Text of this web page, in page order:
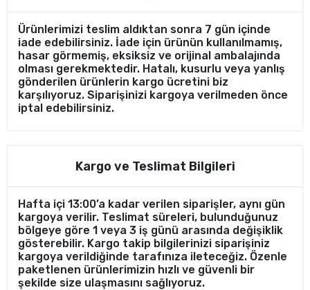
Ürünlerimizi teslim aldıktan sonra 7 gün içinde
iade edebilirsiniz. İade için ürünün kullanılmamış,
hasar görmemiş, eksiksiz ve orijinal ambalajında
olması gerekmektedir. Hatalı, kusurlu veya yanlış
gönderilen ürünlerin kargo ücretini biz
karşılıyoruz. Siparişinizi kargoya verilmeden önce
iptal edebilirsiniz.
Kargo ve Teslimat Bilgileri
Hafta içi 13:00’a kadar verilen siparişler, aynı gün
kargoya verilir. Teslimat süreleri, bulunduğunuz
bölgeye göre 1 veya 3 iş günü arasında değişiklik
gösterebilir. Kargo takip bilgilerinizi siparişiniz
kargoya verildiğinde tarafınıza ileteceğiz. Özenle
paketlenen ürünlerimizin hızlı ve güvenli bir
şekilde size ulaşmasını sağlıyoruz.